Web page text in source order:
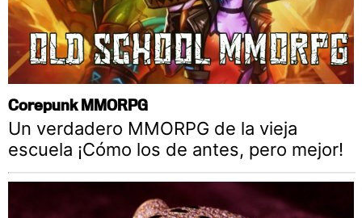
Corepunk MMORPG
Un verdadero MMORPG de la vieja
escuela ¡Cómo los de antes, pero mejor!